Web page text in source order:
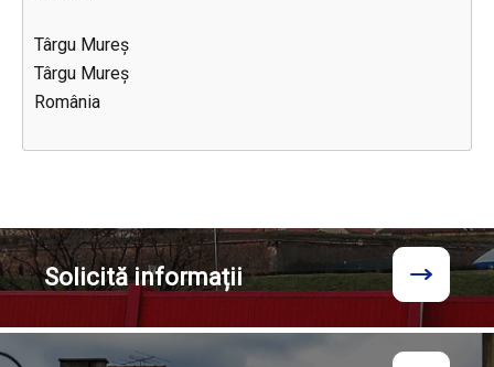
Târgu Mureș
Târgu Mureș
România
Solicităinformații